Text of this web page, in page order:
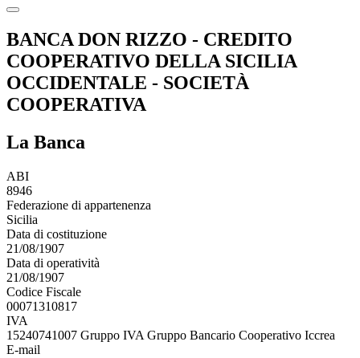
BANCA DON RIZZO - CREDITO
COOPERATIVO DELLA SICILIA
OCCIDENTALE - SOCIETÀ
COOPERATIVA
La Banca
ABI
8946
Federazione di appartenenza
Sicilia
Data di costituzione
21/08/1907
Data di operatività
21/08/1907
Codice Fiscale
00071310817
IVA
15240741007 Gruppo IVA Gruppo Bancario Cooperativo Iccrea
E-mail